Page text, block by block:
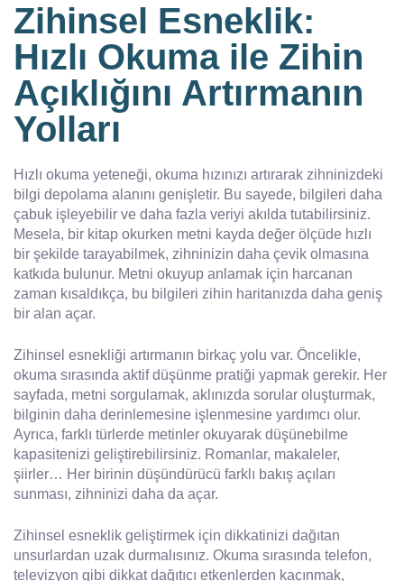
Zihinsel Esneklik:
Hızlı Okuma ile Zihin
Açıklığını Artırmanın
Yolları
Hızlı okuma yeteneği, okuma hızınızı artırarak zihninizdeki
bilgi depolama alanını genişletir. Bu sayede, bilgileri daha
çabuk işleyebilir ve daha fazla veriyi akılda tutabilirsiniz.
Mesela, bir kitap okurken metni kayda değer ölçüde hızlı
bir şekilde tarayabilmek, zihninizin daha çevik olmasına
katkıda bulunur. Metni okuyup anlamak için harcanan
zaman kısaldıkça, bu bilgileri zihin haritanızda daha geniş
bir alan açar.
Zihinsel esnekliği artırmanın birkaç yolu var. Öncelikle,
okuma sırasında aktif düşünme pratiği yapmak gerekir. Her
sayfada, metni sorgulamak, aklınızda sorular oluşturmak,
bilginin daha derinlemesine işlenmesine yardımcı olur.
Ayrıca, farklı türlerde metinler okuyarak düşünebilme
kapasitenizi geliştirebilirsiniz. Romanlar, makaleler,
şiirler… Her birinin düşündürücü farklı bakış açıları
sunması, zihninizi daha da açar.
Zihinsel esneklik geliştirmek için dikkatinizi dağıtan
unsurlardan uzak durmalısınız. Okuma sırasında telefon,
televizyon gibi dikkat dağıtıcı etkenlerden kaçınmak,